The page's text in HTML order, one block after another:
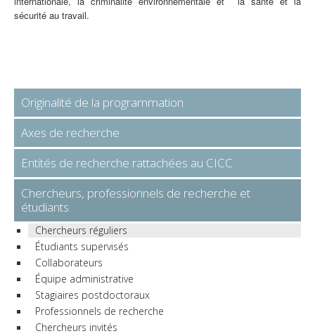
sécurité au travail.
Originalité de la programmation
Axes de recherche
Entités de recherche rattachées au CICC
Chercheurs, professionnels de recherche et
étudiants
Chercheurs réguliers
Étudiants supervisés
Collaborateurs
Équipe administrative
Stagiaires postdoctoraux
Professionnels de recherche
Chercheurs invités